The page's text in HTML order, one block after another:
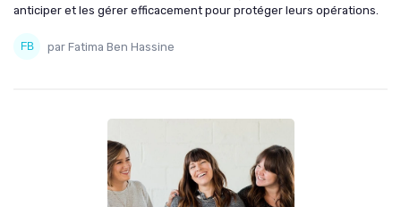
anticiper et les gérer efficacement pour protéger leurs opérations.
par Fatima Ben Hassine